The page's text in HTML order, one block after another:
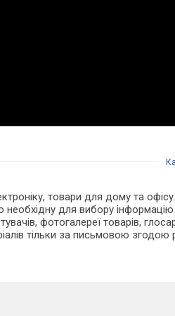
товари для дому та
необхідну для вибору
фотогалереї товарів,
тільки за письмовою згодою